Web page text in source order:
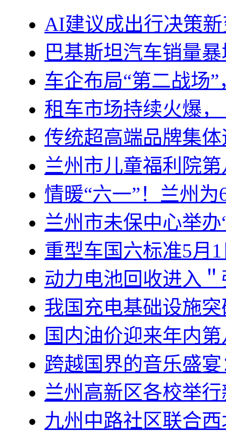
AI建议成出行决策
巴基斯坦汽车销量
车企布局“第二战场
租车市场持续火爆
传统超高端品牌集
兰州市儿童福利院
情暖“六一”！兰州
兰州市未保中心举
重型车国六标准5月
动力电池回收进入
我国充电基础设施
国内油价迎来年内
跨越国界的音乐盛
兰州高新区各校举
九州中路社区联合